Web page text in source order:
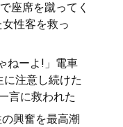
座席を蹴ってく
性客を救っ
ねーよ!」電車
に注意し続けた
言に救われた
興奮を最高潮